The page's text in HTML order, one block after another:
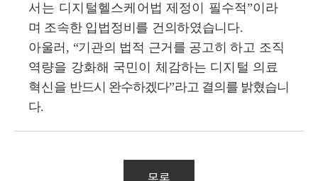
서는 디지털 헬스케어법 제정이 필수적”이라
며 조속한 입법정비를 건의하였습니다.
아울러 , “기관의 법적 근거를 공고히 하고 조직
역량을 강화해 국민이 체감하는 디지털 의료
혁신을 반드시 완수하겠다”라고 결의를 밝혔습니
다.